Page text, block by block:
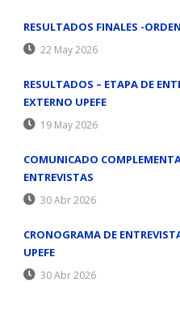
RESULTADOS FINALES -
22 May 2026
RESULTADOS – ETAPA DE
EXTERNO UPEFE
19 May 2026
COMUNICADO
ENTREVISTAS
30 Abr 2026
CRONOGRAMA DE
UPEFE
30 Abr 2026